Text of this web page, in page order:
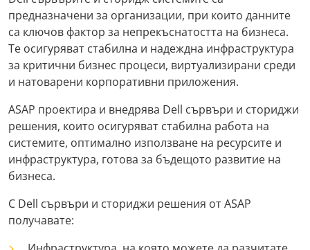
предназначени за организации, при които данните
са ключов фактор за непрекъснатостта на бизнеса.
Те осигуряват стабилна и надеждна инфраструктура
за критични бизнес процеси, виртуализирани среди
и натоварени корпоративни приложения.
ASAP проектира и внедрява Dell сървъри и сториджи
решения, които осигуряват стабилна работа на
системите, оптимално използване на ресурсите и
инфраструктура, готова за бъдещото развитие на
бизнеса.
С Dell сървъри и сториджи решения от ASAP
получавате: